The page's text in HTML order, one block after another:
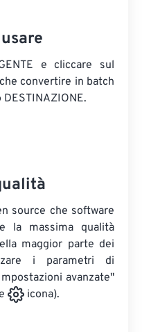
e cliccare sul
convertire in batch
source che software
la massima qualità
maggior parte dei
i parametri di
avanzate"
icona).